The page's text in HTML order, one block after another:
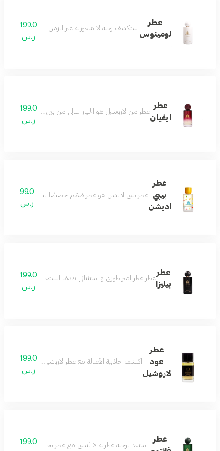
عطر
لومينوس
استكشف رحلةٌ لا شعورية عبر الزمن لإعادة اكتشاف
199.0
ر.س
عطر
ايفيان
عطر من لاروشيل هو الخيار المثالي من بين العطور لمن
199.0
ر.س
عطر
بيبي
اديشن
عطر بيبي اديشن هو عطر صُمّم خصيصًا ليضفي لمسة من النعومة
99.0
ر.س
عطر
بيليزا
عطر عطر إمبراطوري و استثنائي قادمًا ليستعيد المجد ويخطف
199.0
ر.س
عطر
عود
لاروشيل
اكتشف جاذبية الأصالة مع عطر لاروشيل العطر الذي يجسد
199.0
ر.س
عطر
استعد لرحلة عطرية لا تُنسى مع عطر يجمع بين فخامة
199.0